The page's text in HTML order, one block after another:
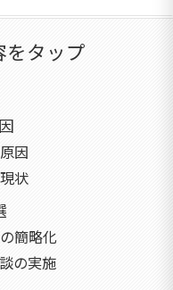
をタップ
因
状
簡略化
の実施